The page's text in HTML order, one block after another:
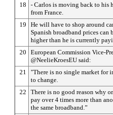
18
- Carlos is moving back to his
from France.
19
He will have to shop around
Spanish broadband prices can
higher than he is currently
20
European Commission Vice-
@NeelieKroesEU said:
21
"There is no single market for
to change.
22
There is no good reason why
pay over 4 times more than
the same broadband.”